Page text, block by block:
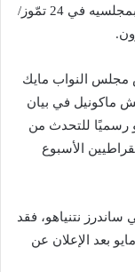
ويلقي نتنياهو خطابًا أمام الكونغرس الأميركي بمجلسيه في 24 تمّوز/
مجلس النواب مايك
ماكونيل في بيان
رسميًا للتحدث من
الأسبوع
ساندرز نتنياهو، فقد
حرب” السبت الماضي 31 أيار/مايو بعد الإعلان عن